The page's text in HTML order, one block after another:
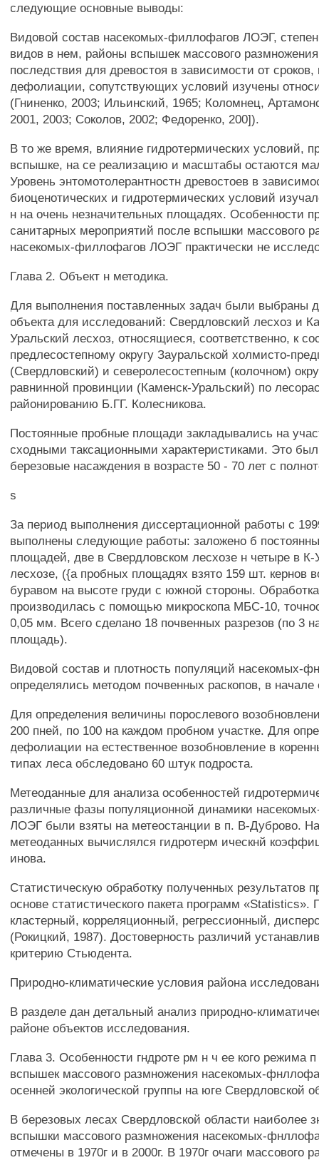
следующие основные выводы:
Видовой состав насекомых-филлофагов ЛОЭГ,
видов в нем, районы вспышек массового
последствия для древостоя в зависимости от сроков,
дефолиации, сопутствующих условий изучены
(Гниненко, 2003; Ильинский, 1965; Коломнец,
2001, 2003; Соколов, 2002; Федоренко, 200]).
В то же время, влияние гидротермических условий,
вспышке, на се реализацию и масштабы остаются
Уровень энтомотолерантностн древостоев в
биоценотических и гидротермических условий
н на очень незначительных площадях. Особенности
санитарных мероприятий после вспышки массового
насекомых-филлофагов ЛОЭГ практически не
Глава 2. Объект н методика.
Для выполнения поставленных задач были выбраны
объекта для исследований: Свердловский лесхоз и
Уральский лесхоз, относящиеся, соответственно, к
предлесостепному округу Зауральской холмисто-
(Свердловский) и северолесостепным (колочном)
равнинной провинции (Каменск-Уральский) по
районированию Б.ГГ. Колесникова.
Постоянные пробные площади закладывались на
сходными таксационными характеристиками. Это
березовые насаждения в возрасте 50 - 70 лет с
s
За период выполнения диссертационной работы с
выполнены следующие работы: заложено б
площадей, две в Свердловском лесхозе н четыре в К-
лесхозе, ({а пробных площадях взято 159 шт. кернов
буравом на высоте груди с южной стороны.
производилась с помощью микроскопа МБС-10,
0,05 мм. Всего сделано 18 почвенных разрезов (по 3
площадь).
Видовой состав и плотность популяций насекомых-
определялись методом почвенных раскопов, в начале
Для определения величины порослевого
200 пней, по 100 на каждом пробном участке. Для
дефолиации на естественное возобновление в
типах леса обследовано 60 штук подроста.
Метеоданные для анализа особенностей
различные фазы популяционной динамики
ЛОЭГ были взяты на метеостанции в п. В-Дуброво.
метеоданных вычислялся гидротерм ическнй
инова.
Статистическую обработку полученных результатов
основе статистического пакета программ «Statistics».
кластерный, корреляционный, регрессионный,
(Рокицкий, 1987). Достоверность различий
критерию Стьюдента.
Природно-климатические условия района
В разделе дан детальный анализ природно-
районе объектов исследования.
Глава 3. Особенности гндроте рм н ч ее кого режима
вспышек массового размножения насекомых-
осенней экологической группы на юге Свердловской
В березовых лесах Свердловской области наиболее
вспышки массового размножения насекомых-
отмечены в 1970г и в 2000г. В 1970г очаги массового